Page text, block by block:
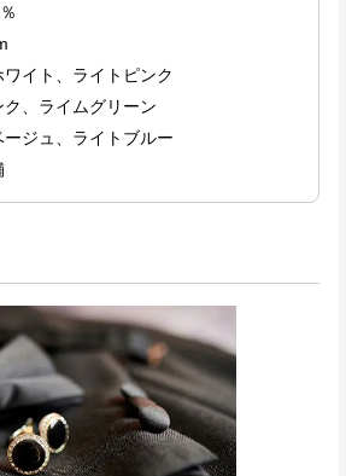
イト、ライトピンク
ライムグリーン
ュ、ライトブルー